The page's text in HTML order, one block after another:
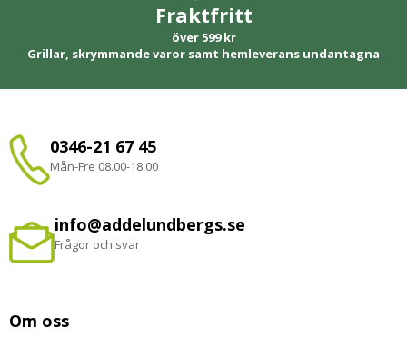
Fraktfritt
över 599 kr
Grillar, skrymmande varor samt hemleverans undantagna
0346-21 67 45
Mån-Fre 08.00-18.00
info@addelundbergs.se
Frågor och svar
Om oss